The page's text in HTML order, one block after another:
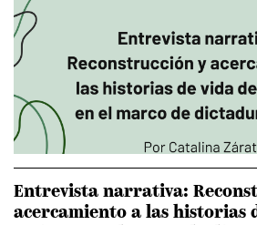
Entrevista narrativa:
acercamiento a las historias